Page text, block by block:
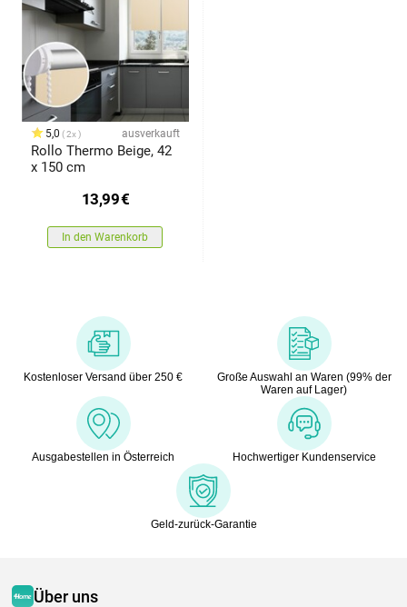
5,0 2x ausverkauft
Rollo Thermo Beige, 42
x 150 cm
13,99€
In den Warenkorb
Kostenloser Versand über 250 €
Große Auswahl an Waren (99% der
Waren auf Lager)
Ausgabestellen in Österreich Hochwertiger Kundenservice
Geld-zurück-Garantie
Über uns